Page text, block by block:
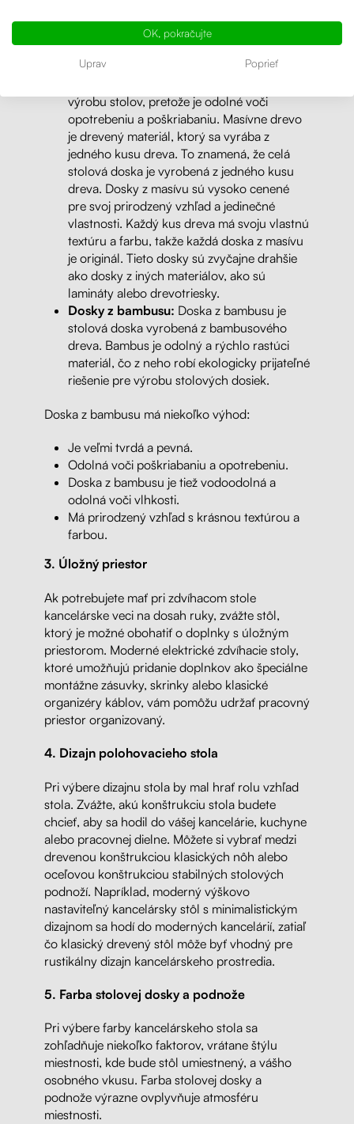
výrobe pracovných stolov v kanceláriách a
domácnostiach.
Dosky z masívu:
Masívne drevo je
výrobu stolov, pretože je odolné voči
opotrebeniu a poškriabaniu. Masívne drevo
je drevený materiál, ktorý sa vyrába z
jedného kusu dreva. To znamená, že celá
stolová doska je vyrobená z jedného kusu
dreva. Dosky z masívu sú vysoko cenené
pre svoj prirodzený vzhľad a jedinečné
vlastnosti. Každý kus dreva má svoju vlastnú
textúru a farbu, takže každá doska z masívu
je originál. Tieto dosky sú zvyčajne drahšie
ako dosky z iných materiálov, ako sú
lamináty alebo drevotriesky.
Dosky z bambusu: Doska z bambusu je
stolová doska vyrobená z bambusového
dreva. Bambus je odolný a rýchlo rastúci
materiál, čo z neho robí ekologicky prijateľné
riešenie pre výrobu stolových dosiek.
Doska z bambusu má niekoľko výhod:
Je veľmi tvrdá a pevná.
Odolná voči poškriabaniu a opotrebeniu.
Doska z bambusu je tiež vodoodolná a
odolná voči vlhkosti.
Má prirodzený vzhľad s krásnou textúrou a
farbou.
3. Úložný priestor
Ak potrebujete mať pri zdvíhacom stole
kancelárske veci na dosah ruky, zvážte stôl,
ktorý je možné obohatiť o doplnky s úložným
priestorom. Moderné elektrické zdvíhacie stoly,
ktoré umožňujú pridanie doplnkov ako špeciálne
montážne zásuvky, skrinky alebo klasické
organizéry káblov, vám pomôžu udržať pracovný
priestor organizovaný.
4. Dizajn polohovacieho stola
Pri výbere dizajnu stola by mal hrať rolu vzhľad
stola. Zvážte, akú konštrukciu stola budete
chcieť, aby sa hodil do vášej kancelárie, kuchyne
alebo pracovnej dielne. Môžete si vybrať medzi
drevenou konštrukciou klasických nôh alebo
oceľovou konštrukciou stabilných stolových
podnoží. Napríklad, moderný výškovo
nastaviteľný kancelársky stôl s minimalistickým
dizajnom sa hodí do moderných kancelárií, zatiaľ
čo klasický drevený stôl môže byť vhodný pre
rustikálny dizajn kancelárskeho prostredia.
5. Farba stolovej dosky a podnože
Pri výbere farby kancelárskeho stola sa
zohľadňuje niekoľko faktorov, vrátane štýlu
miestnosti, kde bude stôl umiestnený, a vášho
osobného vkusu. Farba stolovej dosky a
podnože výrazne ovplyvňuje atmosféru
miestnosti.
OK, pokračujte
Uprav Poprieť